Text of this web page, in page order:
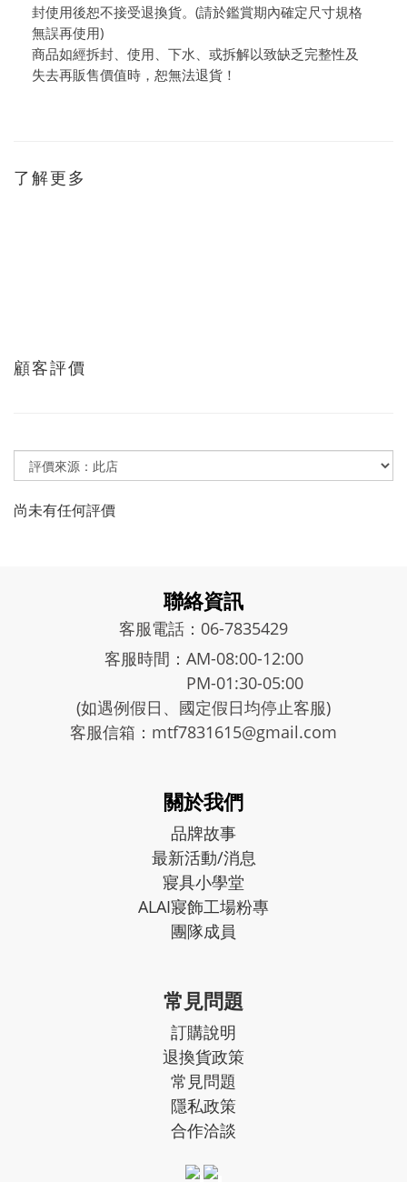
封使用後恕不接受退換貨。(請於鑑賞期內確定尺寸規格
無誤再使用)
商品如經拆封、使用、下水、或拆解以致缺乏完整性及
失去再販售價值時，恕無法退貨！
了解更多
顧客評價
尚未有任何評價
聯絡資訊
客服電話：06-7835429
客服時間：AM-08:00-12:00
PM-01:30-05:00
(如遇例假日、國定假日均停止客服)
客服信箱：mtf7831615@gmail.com
關於我們
品牌故事
最新活動/消息
寢具小學堂
ALAI寢飾工場粉專
團隊成員
常見問題
訂購說明
退換貨政策
常見問題
隱私政策
合作洽談